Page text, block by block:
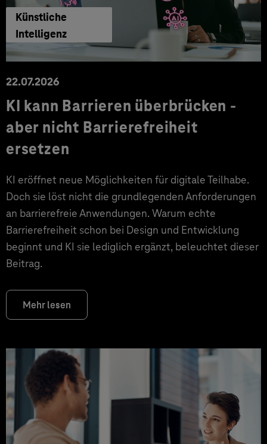
Künstliche
Intelligenz
22.07.2026
KI kann Barrieren überbrücken -
aber nicht Barrierefreiheit
ersetzen
KI eröffnet neue Möglichkeiten für digitale Teilhabe.
Doch sie löst nicht die grundlegenden Anforderungen
an barrierefreie Anwendungen. Warum echte
Barrierefreiheit schon bei Design und Entwicklung
beginnt und KI sie lediglich ergänzt, beleuchtet dieser
Beitrag.
Mehr lesen